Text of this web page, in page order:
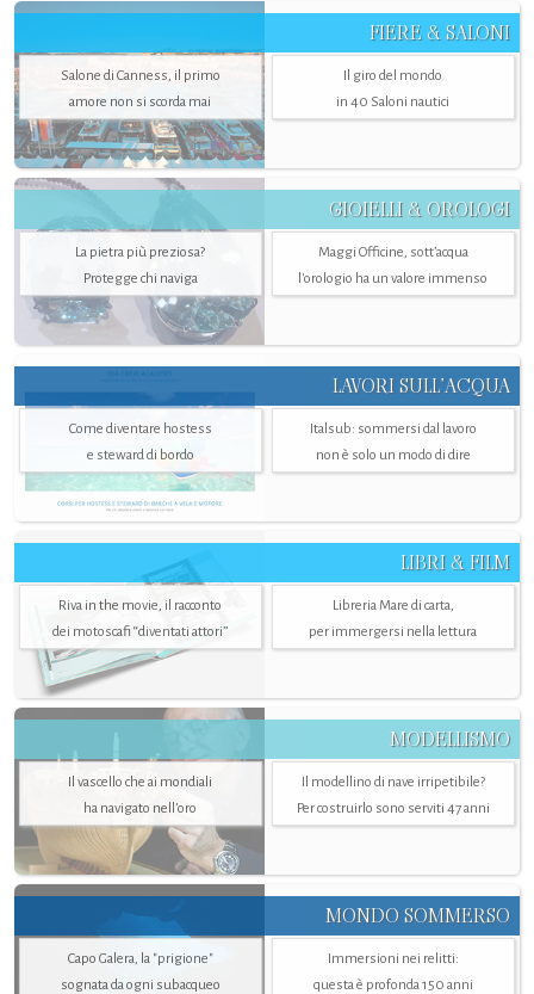
FIERE & SALONI
Salone di Canness, il primo
amore non si scorda mai
Il giro del mondo
in 40 Saloni nautici
GIOIELLI & OROLOGI
La pietra più preziosa?
Protegge chi naviga
Maggi Officine, sott’acqua
l'orologio ha un valore immenso
LAVORI SULL’ACQUA
Come diventare hostess
e steward di bordo
Italsub: sommersi dal lavoro
non è solo un modo di dire
LIBRI & FILM
Riva in the movie, il racconto
dei motoscafi “diventati attori”
Libreria Mare di carta,
per immergersi nella lettura
MODELLISMO
Il vascello che ai mondiali
ha navigato nell’oro
Il modellino di nave irripetibile?
Per costruirlo sono serviti 47 anni
MONDO SOMMERSO
Capo Galera, la "prigione"
sognata da ogni subacqueo
Immersioni nei relitti:
questa è profonda 150 anni